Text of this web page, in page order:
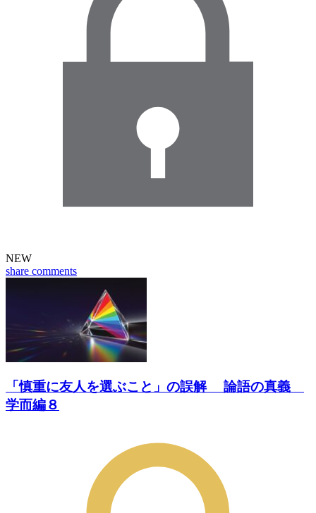
NEW
share comments
「慎重に友人を選ぶこと」の誤解 論語の真義
学而編８